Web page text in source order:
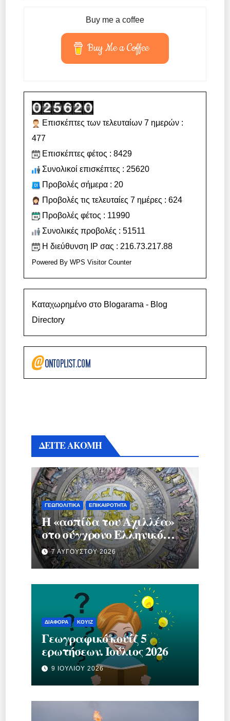
Buy me a coffee
Buy Me a Coffee
Επισκέπτες των τελευταίων 7 ημερών :
477
Επισκέπτες φέτος : 8429
Συνολικοί επισκέπτες : 25620
Προβολές σήμερα : 20
Προβολές τις τελευταίες 7 ημέρες : 624
Προβολές φέτος : 11990
Συνολικές προβολές : 51511
Η διεύθυνση IP σας : 216.73.217.88
Powered ByWPS Visitor Counter
Καταχωρημένο στο Blogarama - Blog
Directory
ΔΕΙΤΕ ΑΚΟΜΗ
ΓΕΩΠΟΛΙΤΙΚΆ ΕΠΙΚΑΙΡΌΤΗΤΑ
Η «ασπίδα του Αχιλλέα»
στο σύγχρονο Ελληνικό
κράτος.
7 ΑΥΓΟΎΣΤΟΥ 2026
ΔΙΆΦΟΡΑ ΚΟΥΊΖ
Γεωγραφικό κουίζ 5
ερωτήσεων. Ιούλιος 2026
9 ΙΟΥΛΊΟΥ 2026